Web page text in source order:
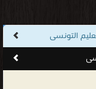
التونسى